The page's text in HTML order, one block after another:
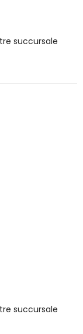
succursale
succursale